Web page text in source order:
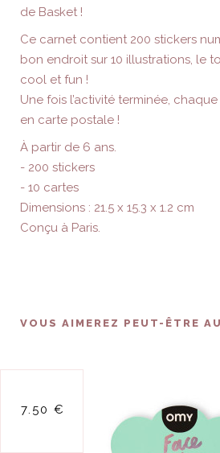
de Basket !
Ce carnet contient 200 stickers
bon endroit sur 10 illustrations, le
cool et fun !
Une fois l’activité terminée,
en carte postale !
À partir de 6 ans.
- 200 stickers
- 10 cartes
Dimensions : 21.5 x 15.3 x 1.2 cm
Conçu à Paris.
VOUS AIMEREZ PEUT-ÊTRE
stickers
visage -
7.50 €